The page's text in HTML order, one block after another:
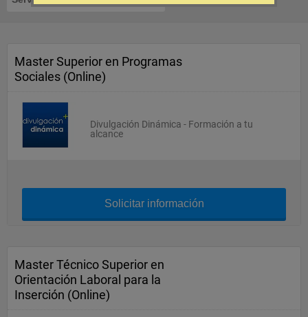
Master Superior en Programas
Sociales (Online)
Divulgación Dinámica - Formación a tu
alcance
Solicitar información
Master Técnico Superior en
Orientación Laboral para la
Inserción (Online)